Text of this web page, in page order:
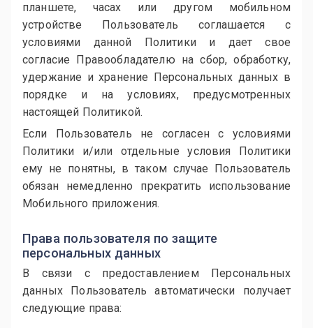
планшете, часах или другом мобильном
устройстве Пользователь соглашается с
условиями данной Политики и дает свое
согласие Правообладателю на сбор, обработку,
удержание и хранение Персональных данных в
порядке и на условиях, предусмотренных
настоящей Политикой.
Если Пользователь не согласен с условиями
Политики и/или отдельные условия Политики
ему не понятны, в таком случае Пользователь
обязан немедленно прекратить использование
Мобильного приложения.
Права пользователя по защите
персональных данных
В связи с предоставлением Персональных
данных Пользователь автоматически получает
следующие права: